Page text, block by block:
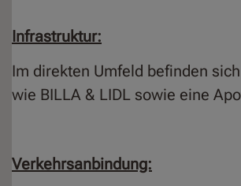
Infrastruktur:
Im direkten Umfeld befinden
wie BILLA & LIDL sowie eine
Verkehrsanbindung: